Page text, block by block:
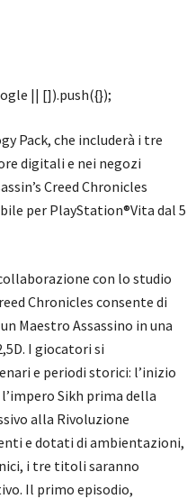
|| []).push({});
Pack, che includerà i tre
digitali e nei negozi
Creed Chronicles
per PlayStation®Vita dal 5
con lo studio
Chronicles consente di
Maestro Assassino in una
I giocatori si
e periodi storici: l’inizio
Sikh prima della
alla Rivoluzione
e dotati di ambientazioni,
i tre titoli saranno
Il primo episodio,